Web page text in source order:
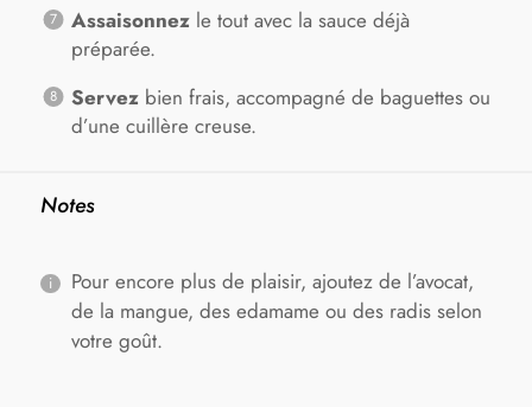
Assaisonnezle tout avec la sauce déjà
préparée.
Servezbien frais, accompagné de baguettes ou
d’une cuillère creuse.
Notes
Pour encore plus de plaisir, ajoutez de l’avocat,
de la mangue, des edamame ou des radis selon
votre goût.